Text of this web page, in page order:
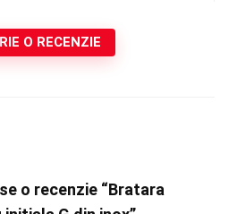
O RECENZIE
o recenzie “Bratara